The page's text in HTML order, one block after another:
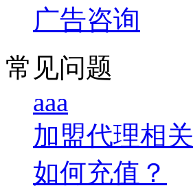
广告咨询
常见问题
aaa
加盟代理相关
如何充值？